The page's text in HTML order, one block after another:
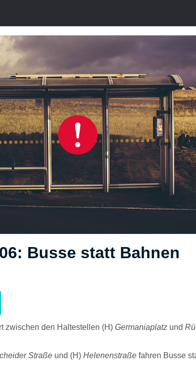
Busse statt Bahnen
zwischen den Haltestellen (H) Germaniaplatz und
Straße und (H) Helenenstraße fahren Busse